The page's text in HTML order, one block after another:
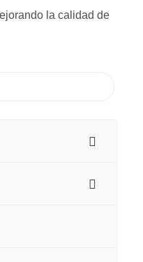
la calidad de